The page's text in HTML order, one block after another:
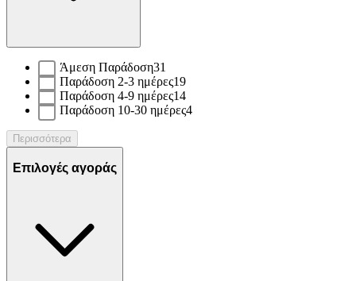
Άμεση Παράδοση31
Παράδοση 2-3 ημέρες19
Παράδοση 4-9 ημέρες14
Παράδοση 10-30 ημέρες4
Περισσότερα
Επιλογές αγοράς